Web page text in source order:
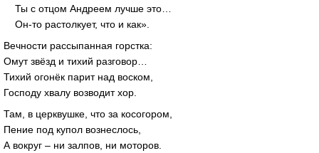
Ты с отцом Андреем лучше это…
Он-то растолкует, что и как».
Вечности рассыпанная горстка:
Омут звёзд и тихий разговор…
Тихий огонёк парит над воском,
Господу хвалу возводит хор.
Там, в церквушке, что за косогором,
Пение под купол вознеслось,
А вокруг – ни залпов, ни моторов.